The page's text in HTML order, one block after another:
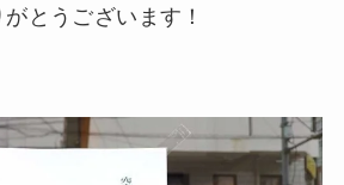
とうございます！